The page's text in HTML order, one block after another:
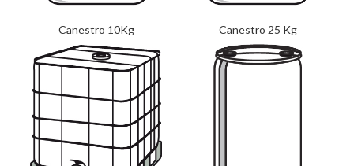
Canestro 10Kg Canestro 25 Kg